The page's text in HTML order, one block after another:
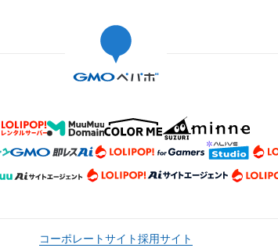
コーポレートサイト採用サイト